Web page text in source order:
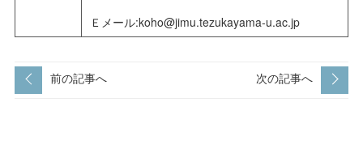
Ｅメール:koho@jimu.tezukayama-u.ac.jp
前の記事へ 次の記事へ